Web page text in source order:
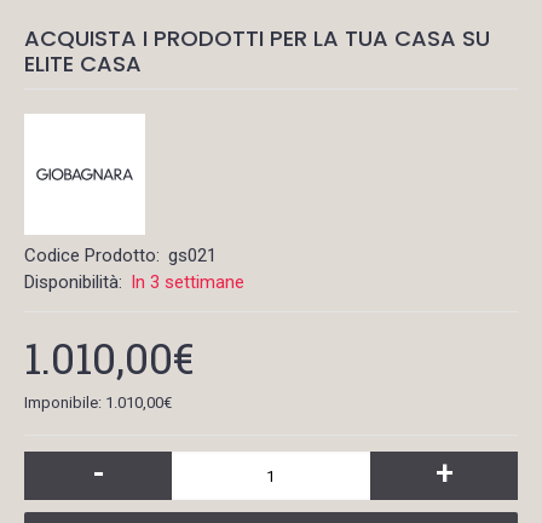
ACQUISTA I PRODOTTI PER LA TUA CASA SU
ELITE CASA
Codice Prodotto: gs021
Disponibilità: In 3 settimane
1.010,00€
Imponibile: 1.010,00€
- +